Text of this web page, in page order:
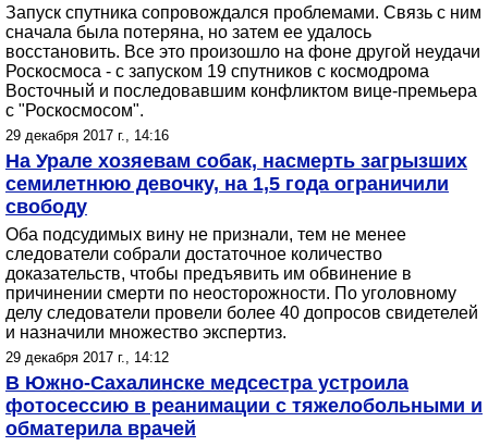
Запуск спутника сопровождался проблемами. Связь с ним
сначала была потеряна, но затем ее удалось
восстановить. Все это произошло на фоне другой неудачи
Роскосмоса - с запуском 19 спутников с космодрома
Восточный и последовавшим конфликтом вице-премьера
с "Роскосмосом".
29 декабря 2017 г., 14:16
На Урале хозяевам собак, насмерть загрызших
семилетнюю девочку, на 1,5 года ограничили
свободу
Оба подсудимых вину не признали, тем не менее
следователи собрали достаточное количество
доказательств, чтобы предъявить им обвинение в
причинении смерти по неосторожности. По уголовному
делу следователи провели более 40 допросов свидетелей
и назначили множество экспертиз.
29 декабря 2017 г., 14:12
В Южно-Сахалинске медсестра устроила
фотосессию в реанимации с тяжелобольными и
обматерила врачей